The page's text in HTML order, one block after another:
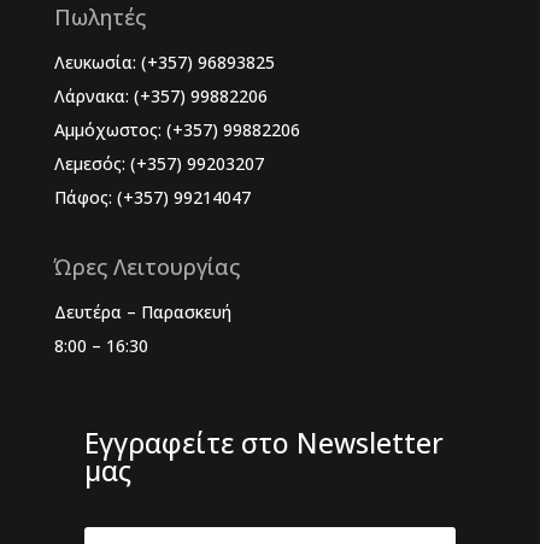
Πωλητές
Λευκωσία: (+357) 96893825
Λάρνακα: (+357) 99882206
Αμμόχωστος: (+357) 99882206
Λεμεσός: (+357) 99203207
Πάφος: (+357) 99214047
Ώρες Λειτουργίας
Δευτέρα – Παρασκευή
8:00 – 16:30
Εγγραφείτε στο Newsletter
μας